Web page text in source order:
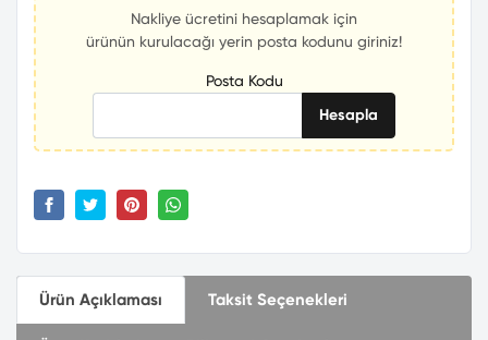
Nakliye ücretini hesaplamak için
ürünün kurulacağı yerin posta kodunu giriniz!
Posta Kodu
Hesapla
Ürün Açıklaması Taksit Seçenekleri